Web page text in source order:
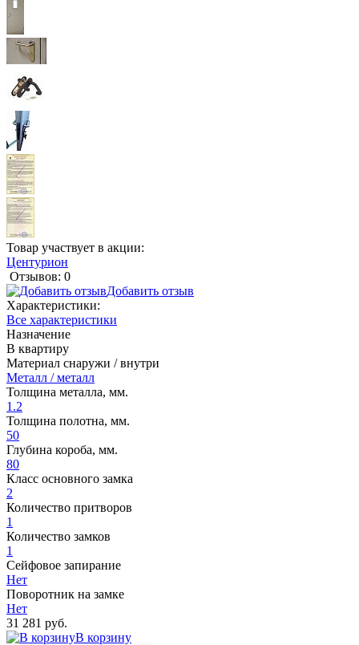
Товар участвует в акции:
Центурион
Отзывов: 0
Добавить отзыв
Характеристики:
Все характеристики
Назначение
В квартиру
Материал снаружи / внутри
Металл / металл
Толщина металла, мм.
1.2
Толщина полотна, мм.
50
Глубина короба, мм.
80
Класс основного замка
2
Количество притворов
1
Количество замков
1
Сейфовое запирание
Нет
Поворотник на замке
Нет
31 281 руб.
В корзину